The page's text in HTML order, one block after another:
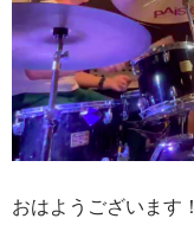
おはようございます！